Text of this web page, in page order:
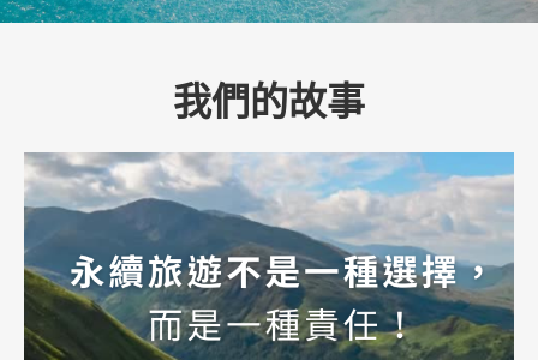
我們的故事